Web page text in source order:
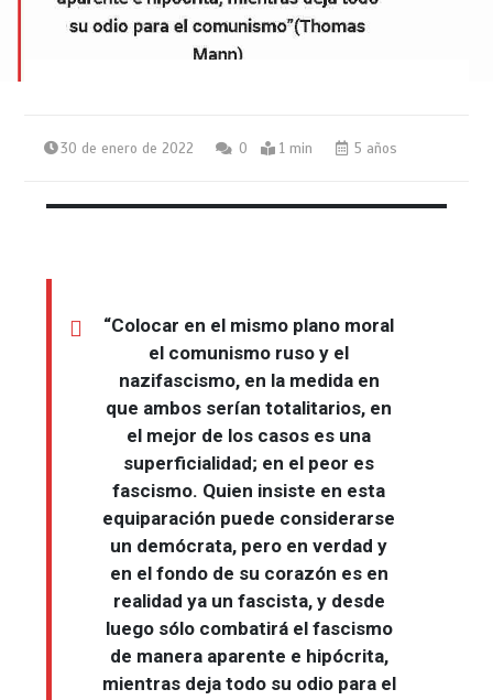
30 de enero de 2022 0 1 min 5 años
“Colocar en el mismo plano moral
el comunismo ruso y el
nazifascismo, en la medida en
que ambos serían totalitarios, en
el mejor de los casos es una
superficialidad; en el peor es
fascismo. Quien insiste en esta
equiparación puede considerarse
un demócrata, pero en verdad y
en el fondo de su corazón es en
realidad ya un fascista, y desde
luego sólo combatirá el fascismo
de manera aparente e hipócrita,
mientras deja todo su odio para el